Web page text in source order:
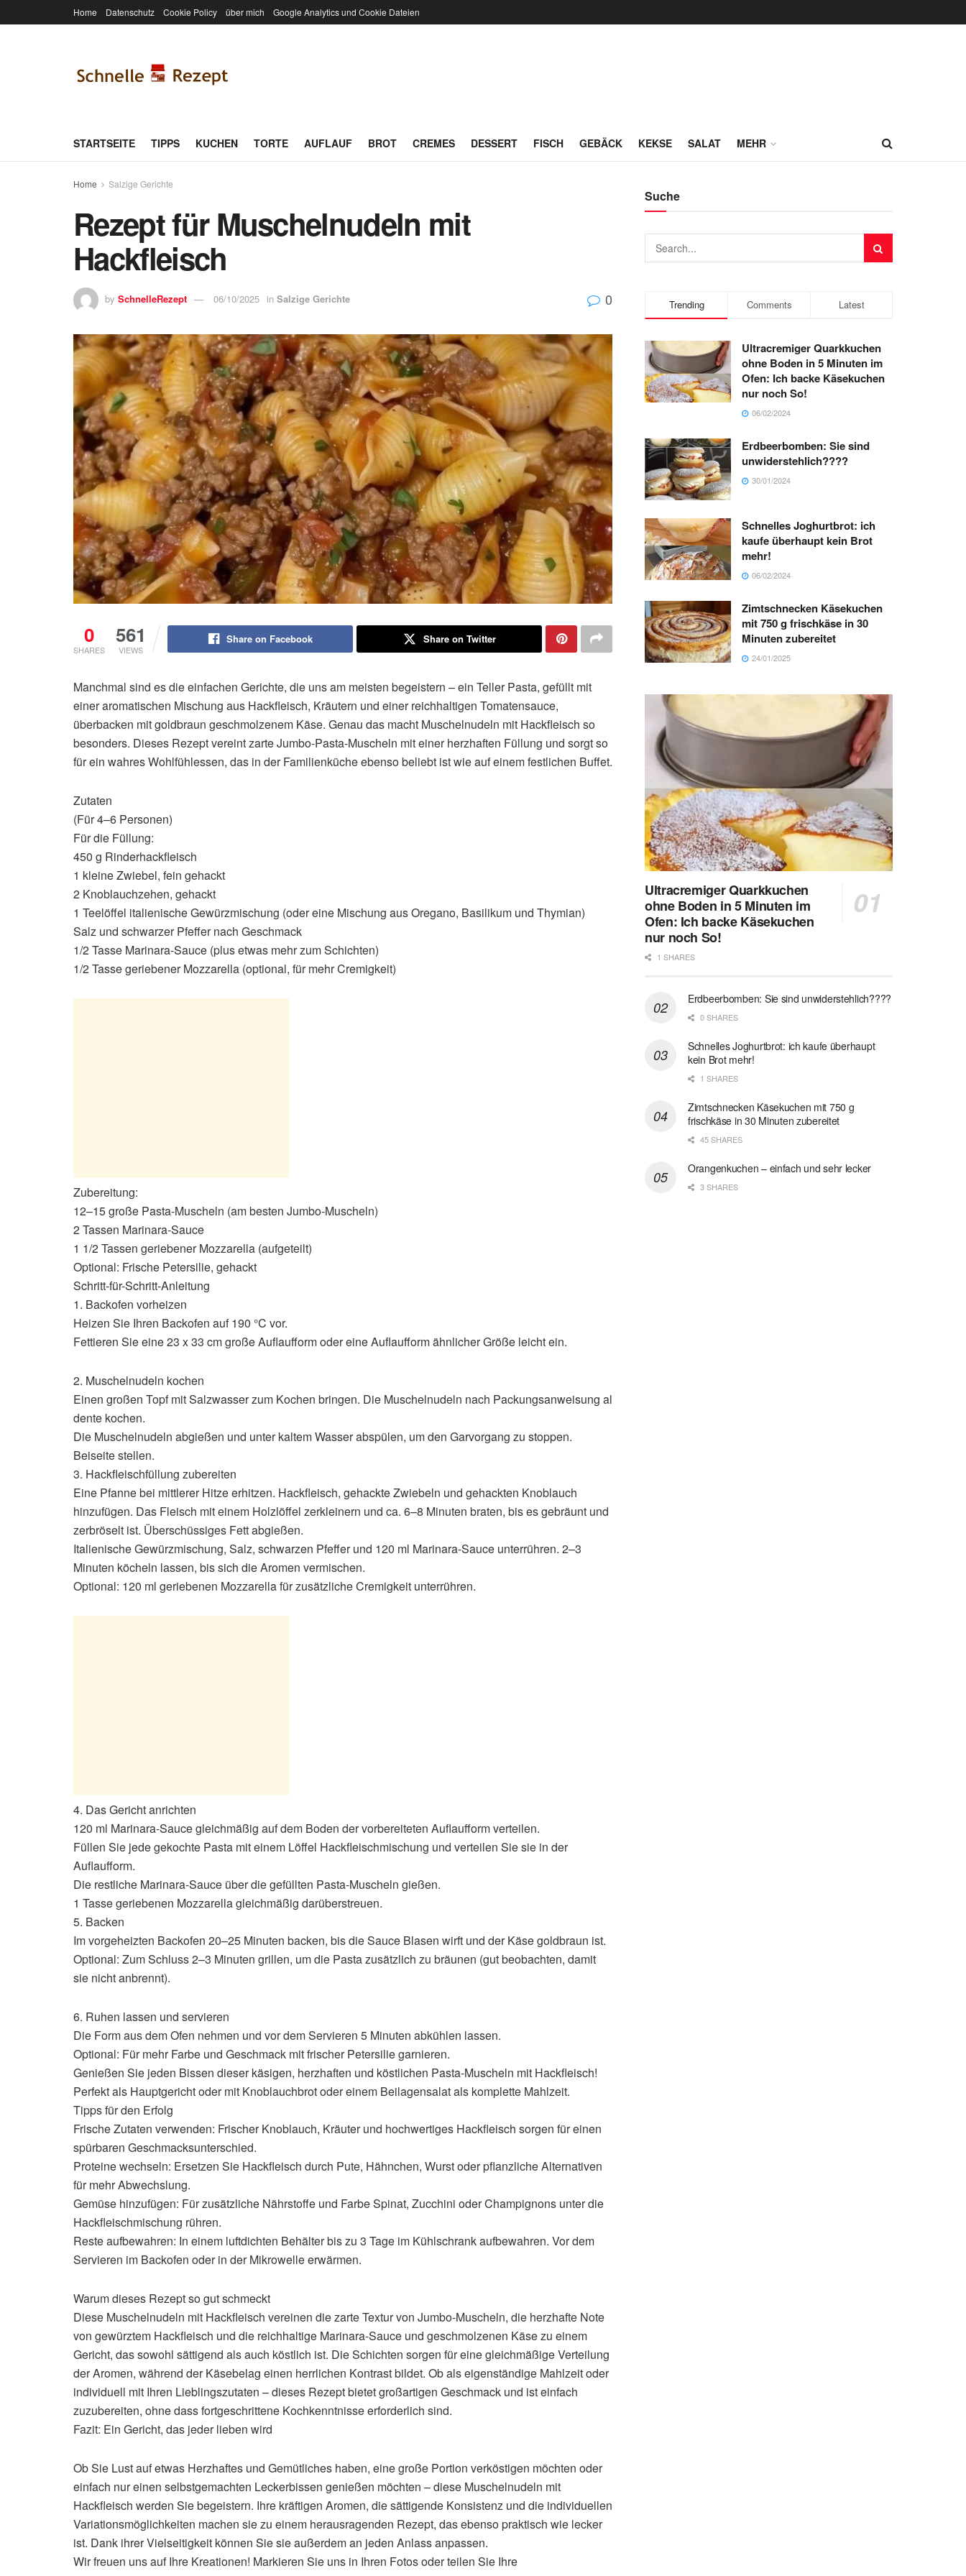
Home Datenschutz Cookie Policy über mich Google Analytics und Cookie Dateien
STARTSEITE TIPPS KUCHEN TORTE AUFLAUF BROT CREMES DESSERT FISCH GEBÄCK KEKSE SALAT MEHR
Home Salzige Gerichte
Rezept für Muschelnudeln mit
Hackfleisch
by SchnelleRezept 06/10/2025 in Salzige Gerichte 0
0
SHARES
561
VIEWS
Share on Facebook Share on Twitter
Manchmal sind es die einfachen Gerichte, die uns am meisten begeistern – ein Teller Pasta, gefüllt mit
einer aromatischen Mischung aus Hackfleisch, Kräutern und einer reichhaltigen Tomatensauce,
überbacken mit goldbraun geschmolzenem Käse. Genau das macht Muschelnudeln mit Hackfleisch so
besonders. Dieses Rezept vereint zarte Jumbo-Pasta-Muscheln mit einer herzhaften Füllung und sorgt so
für ein wahres Wohlfühlessen, das in der Familienküche ebenso beliebt ist wie auf einem festlichen Buffet.
Zutaten
(Für 4–6 Personen)
Für die Füllung:
450 g Rinderhackfleisch
1 kleine Zwiebel, fein gehackt
2 Knoblauchzehen, gehackt
1 Teelöffel italienische Gewürzmischung (oder eine Mischung aus Oregano, Basilikum und Thymian)
Salz und schwarzer Pfeffer nach Geschmack
1/2 Tasse Marinara-Sauce (plus etwas mehr zum Schichten)
1/2 Tasse geriebener Mozzarella (optional, für mehr Cremigkeit)
Zubereitung:
12–15 große Pasta-Muscheln (am besten Jumbo-Muscheln)
2 Tassen Marinara-Sauce
1 1/2 Tassen geriebener Mozzarella (aufgeteilt)
Optional: Frische Petersilie, gehackt
Schritt-für-Schritt-Anleitung
1. Backofen vorheizen
Heizen Sie Ihren Backofen auf 190 °C vor.
Fettieren Sie eine 23 x 33 cm große Auflaufform oder eine Auflaufform ähnlicher Größe leicht ein.
2. Muschelnudeln kochen
Einen großen Topf mit Salzwasser zum Kochen bringen. Die Muschelnudeln nach Packungsanweisung al
dente kochen.
Die Muschelnudeln abgießen und unter kaltem Wasser abspülen, um den Garvorgang zu stoppen.
Beiseite stellen.
3. Hackfleischfüllung zubereiten
Eine Pfanne bei mittlerer Hitze erhitzen. Hackfleisch, gehackte Zwiebeln und gehackten Knoblauch
hinzufügen. Das Fleisch mit einem Holzlöffel zerkleinern und ca. 6–8 Minuten braten, bis es gebräunt und
zerbröselt ist. Überschüssiges Fett abgießen.
Italienische Gewürzmischung, Salz, schwarzen Pfeffer und 120 ml Marinara-Sauce unterrühren. 2–3
Minuten köcheln lassen, bis sich die Aromen vermischen.
Optional: 120 ml geriebenen Mozzarella für zusätzliche Cremigkeit unterrühren.
4. Das Gericht anrichten
120 ml Marinara-Sauce gleichmäßig auf dem Boden der vorbereiteten Auflaufform verteilen.
Füllen Sie jede gekochte Pasta mit einem Löffel Hackfleischmischung und verteilen Sie sie in der
Auflaufform.
Die restliche Marinara-Sauce über die gefüllten Pasta-Muscheln gießen.
1 Tasse geriebenen Mozzarella gleichmäßig darüberstreuen.
5. Backen
Im vorgeheizten Backofen 20–25 Minuten backen, bis die Sauce Blasen wirft und der Käse goldbraun ist.
Optional: Zum Schluss 2–3 Minuten grillen, um die Pasta zusätzlich zu bräunen (gut beobachten, damit
sie nicht anbrennt).
6. Ruhen lassen und servieren
Die Form aus dem Ofen nehmen und vor dem Servieren 5 Minuten abkühlen lassen.
Optional: Für mehr Farbe und Geschmack mit frischer Petersilie garnieren.
Genießen Sie jeden Bissen dieser käsigen, herzhaften und köstlichen Pasta-Muscheln mit Hackfleisch!
Perfekt als Hauptgericht oder mit Knoblauchbrot oder einem Beilagensalat als komplette Mahlzeit.
Tipps für den Erfolg
Frische Zutaten verwenden: Frischer Knoblauch, Kräuter und hochwertiges Hackfleisch sorgen für einen
spürbaren Geschmacksunterschied.
Proteine ​​wechseln: Ersetzen Sie Hackfleisch durch Pute, Hähnchen, Wurst oder pflanzliche Alternativen
für mehr Abwechslung.
Gemüse hinzufügen: Für zusätzliche Nährstoffe und Farbe Spinat, Zucchini oder Champignons unter die
Hackfleischmischung rühren.
Reste aufbewahren: In einem luftdichten Behälter bis zu 3 Tage im Kühlschrank aufbewahren. Vor dem
Servieren im Backofen oder in der Mikrowelle erwärmen.
Warum dieses Rezept so gut schmeckt
Diese Muschelnudeln mit Hackfleisch vereinen die zarte Textur von Jumbo-Muscheln, die herzhafte Note
von gewürztem Hackfleisch und die reichhaltige Marinara-Sauce und geschmolzenen Käse zu einem
Gericht, das sowohl sättigend als auch köstlich ist. Die Schichten sorgen für eine gleichmäßige Verteilung
der Aromen, während der Käsebelag einen herrlichen Kontrast bildet. Ob als eigenständige Mahlzeit oder
individuell mit Ihren Lieblingszutaten – dieses Rezept bietet großartigen Geschmack und ist einfach
zuzubereiten, ohne dass fortgeschrittene Kochkenntnisse erforderlich sind.
Fazit: Ein Gericht, das jeder lieben wird
Ob Sie Lust auf etwas Herzhaftes und Gemütliches haben, eine große Portion verköstigen möchten oder
einfach nur einen selbstgemachten Leckerbissen genießen möchten – diese Muschelnudeln mit
Hackfleisch werden Sie begeistern. Ihre kräftigen Aromen, die sättigende Konsistenz und die individuellen
Variationsmöglichkeiten machen sie zu einem herausragenden Rezept, das ebenso praktisch wie lecker
ist. Dank ihrer Vielseitigkeit können Sie sie außerdem an jeden Anlass anpassen.
Wir freuen uns auf Ihre Kreationen! Markieren Sie uns in Ihren Fotos oder teilen Sie Ihre
Suche
Trending Comments Latest
Ultracremiger Quarkkuchen
ohne Boden in 5 Minuten im
Ofen: Ich backe Käsekuchen
nur noch So!
06/02/2024
Erdbeerbomben: Sie sind
unwiderstehlich????
30/01/2024
Schnelles Joghurtbrot: ich
kaufe überhaupt kein Brot
mehr!
06/02/2024
Zimtschnecken Käsekuchen
mit 750 g frischkäse in 30
Minuten zubereitet
24/01/2025
Ultracremiger Quarkkuchen
ohne Boden in 5 Minuten im
Ofen: Ich backe Käsekuchen
nur noch So!
1 SHARES
Erdbeerbomben: Sie sind unwiderstehlich????
0 SHARES
Schnelles Joghurtbrot: ich kaufe überhaupt
kein Brot mehr!
1 SHARES
Zimtschnecken Käsekuchen mit 750 g
frischkäse in 30 Minuten zubereitet
45 SHARES
Orangenkuchen – einfach und sehr lecker
3 SHARES